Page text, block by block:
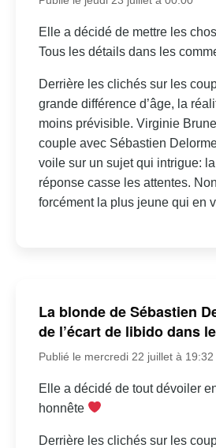
Elle a décidé de mettre les
Tous les détails dans les
Derrière les clichés sur les
grande différence d’âge, la
moins prévisible. Virginie
couple avec Sébastien
voile sur un sujet qui intrigue:
réponse casse les attentes.
forcément la plus jeune qui en
La blonde de Sébastien
de l’écart de libido dans
Publié le mercredi 22 juillet à 19:32
Elle a décidé de tout dévoiler
honnête
Derrière les clichés sur les